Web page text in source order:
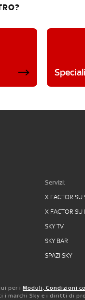
Speciali
Servizi:
X FACTOR SU
X FACTOR SU
SKY TV
SKY BAR
SPAZI SKY
per i Moduli, Condizioni
i marchi Sky e i diritti di